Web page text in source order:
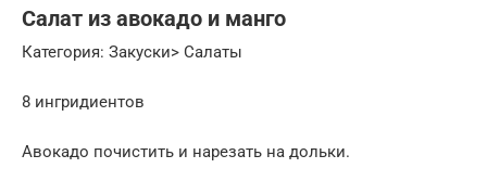
Салат из авокадо и манго
Категория: Закуски> Салаты
8 ингридиентов
Авокадо почистить и нарезать на дольки.